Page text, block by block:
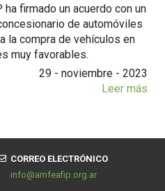
ha firmado un acuerdo con un
de automóviles
la compra de vehículos en
muy favorables.
29 - noviembre - 2023
Leer más
CORREO ELECTRÓNICO
info@amfeafip.org.ar